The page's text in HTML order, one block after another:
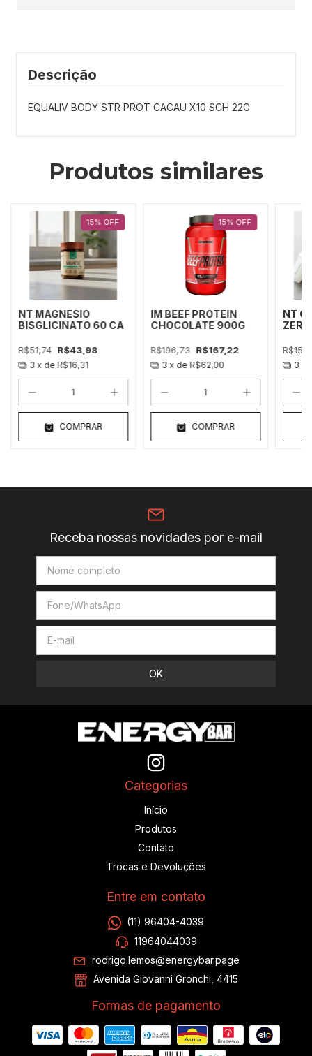
Descrição
EQUALIV BODY STR PROT CACAU X10 SCH 22G
Produtos similares
15% OFF
NT MAGNESIO
BISGLICINATO 60 CA
R$51,74 R$43,98
3 x de R$16,31
COMPRAR
15% OFF
IM BEEF PROTEIN
CHOCOLATE 900G
R$196,73 R$167,22
3 x de R$62,00
COMPRAR
NT
3
Receba nossas novidades por e-mail
Categorias
Início
Produtos
Contato
Trocas e Devoluções
Entre em contato
(11) 96404-4039
11964044039
rodrigo.lemos@energybar.page
Avenida Giovanni Gronchi, 4415
Formas de pagamento